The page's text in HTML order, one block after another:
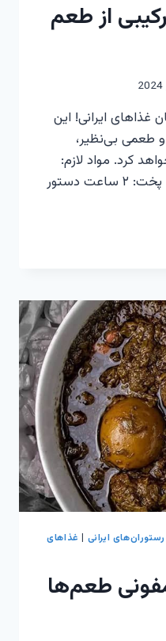
از طعم
غذاهای ایرانی! این
طعمی بی‌نظیر،
کرد. مواد لازم:
زمان آماده‌سازی: ۱ ساعتزمان پخت: ۲ ساعت دستور
رستوران‌های ایرانی | غذاهای
طعم‌ها